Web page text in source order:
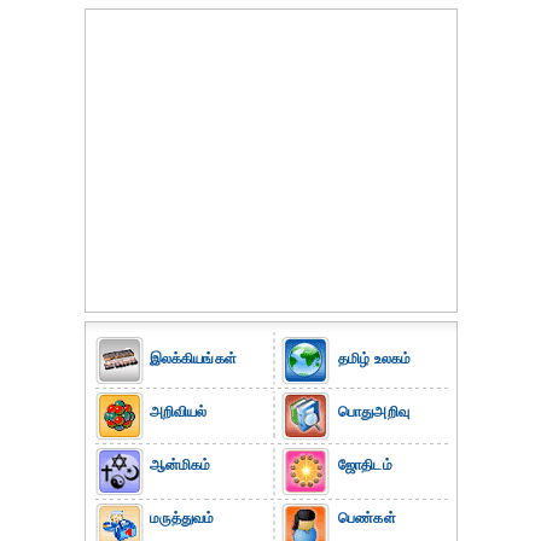
இலக்கியங்கள்
அறிவியல்
ஆன்மிகம்
மருத்துவம்
தமிழ் உலகம்
பொதுஅறிவு
ஜோதிடம்
பெண்கள்